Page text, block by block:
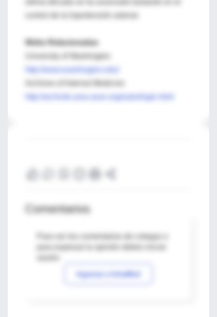
Webs Relacionadas
University of Washington
http://www.washington.edu/
http://archinte.ama-assn.org/subs/login.html
Comentarios
Para ver los comentarios de colegas o
Ingresar a IntraMed